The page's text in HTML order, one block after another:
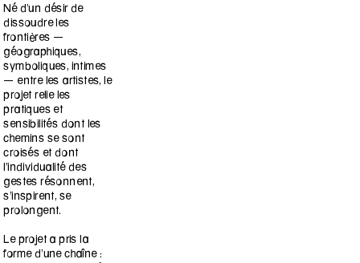
Né d’un désir de
dissoudre les
frontières —
géographiques,
symboliques, intimes
— entre les artistes, le
projet relie les
pratiques et
sensibilités dont les
chemins se sont
croisés et dont
l’individualité des
gestes résonnent,
s’inspirent, se
prolongent.
Le projet a pris la
forme d’une chaîne :